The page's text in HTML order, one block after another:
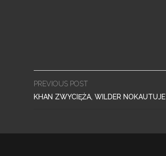
navigation
PREVIOUS POST
KHAN ZWYCIĘŻA, WILDER NOKAUTUJE